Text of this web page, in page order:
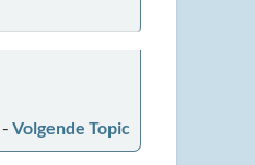
- Volgende Topic